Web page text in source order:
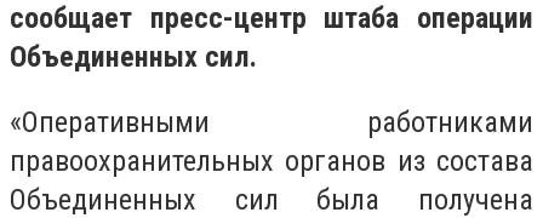
сообщает пресс-центр штаба операции
Объединенных сил.
«Оперативными работниками
правоохранительных органов из состава
Объединенных сил была получена